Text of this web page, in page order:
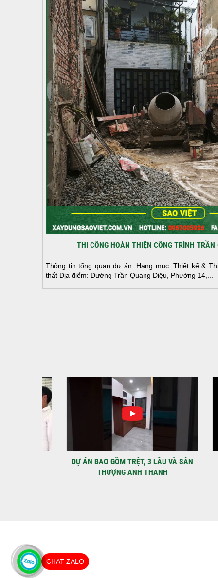
THI CÔNG HOÀN THIỆN CÔNG TRÌNH TRẦN
Thông tin tổng quan dự án: Hạng mục: Thiết kế &
thất Địa điểm: Đường Trần Quang Diệu, Phường 14,...
DỰ ÁN BAO GỒM TRỆT, 3 LẦU VÀ SÂN
THƯỢNG ANH THANH
CHAT ZALO